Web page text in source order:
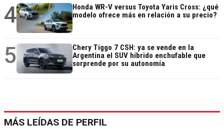
4
Honda WR-V versus Toyota Yaris Cross: ¿qué
modelo ofrece más en relación a su precio?
5
Chery Tiggo 7 CSH: ya se vende en la
Argentina el SUV híbrido enchufable que
sorprende por su autonomía
MÁS LEÍDAS DE PERFIL